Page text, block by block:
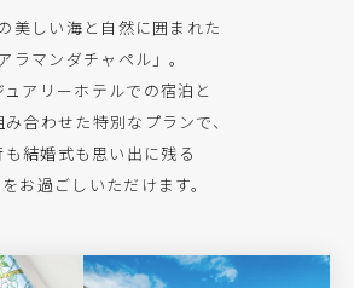
美しい海と自然に囲まれた
アラマンダチャペル」。
ュアリーホテルでの宿泊と
合わせた特別なプランで、
も結婚式も思い出に残る
お過ごしいただけます。